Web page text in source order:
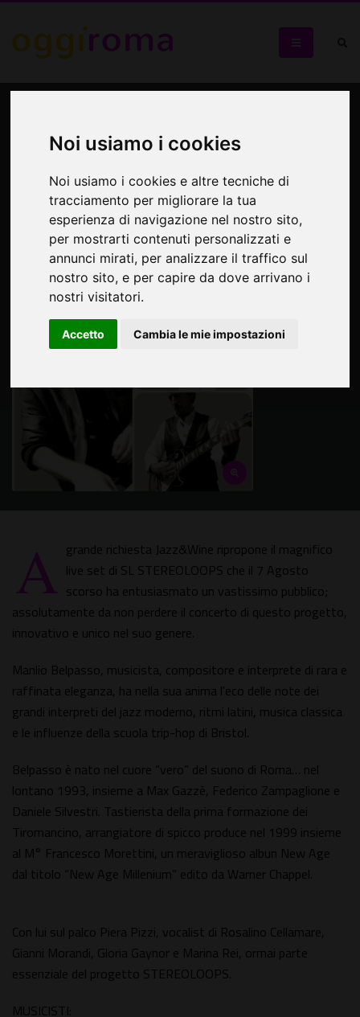
Noi usiamo i cookies
Noi usiamo i cookies e altre tecniche di
tracciamento per migliorare la tua
esperienza di navigazione nel nostro sito,
per mostrarti contenuti personalizzati e
annunci mirati, per analizzare il traffico sul
nostro sito, e per capire da dove arrivano i
nostri visitatori.
Accetto Cambia le mie impostazioni
COMBO
Jazz moderno, ritmi latini, musica classica e trip-hop di
Bristol
A grande richiesta Jazz&Wine ripropone il magnifico
live set di SL STEREOLOOPS che il 7 Agosto
scorso ha entusiasmato un vastissimo pubblico;
assolutamente da non perdere il concerto di questo progetto,
innovativo e unico nel suo genere.
Manlio Belpasso, musicista, compositore e interprete di rara e
raffinata eleganza, ha nella sua anima l'eco delle note dei
grandi interpreti del jazz moderno, ritmi latini, musica classica
e le influenze della scuola trip-hop di Bristol.
Belpasso è nato nel cuore “vero” del suono di Roma… nel
lontano 1993, insieme a Max Gazzè, Federico Zampaglione e
Daniele Silvestri. Tastierista della prima formazione dei
Tiromancino, arrangiatore di spicco produce nel 1999 insieme
al M° Francesco Morettini, un meraviglioso albun New Age
dal titolo “New Age Millenium” edito da Warner Chappel.
Con lui sul palco Piera Pizzi, vocalist di Rosalino Cellamare,
Gianni Morandi, Gloria Gaynor e Marina Rei, ormai parte
essenziale del progetto STEREOLOOPS.
MUSICISTI: